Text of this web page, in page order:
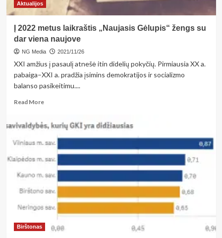
Aktualijos
Į 2022 metus laikraštis „Naujasis Gėlupis“ žengs su
dar viena naujove
NG Media 2021/11/26
XXI amžius į pasaulį atnešė itin didelių pokyčių. Pirmiausia XX a.
pabaiga–XXI a. pradžia įsimins demokratijos ir socializmo
balanso pasikeitimu....
Read MoreRead
Į
2022
metus
laikraštis
„Naujasis
Gėlupis“
žengs
su
dar
viena
naujove
Birštonas